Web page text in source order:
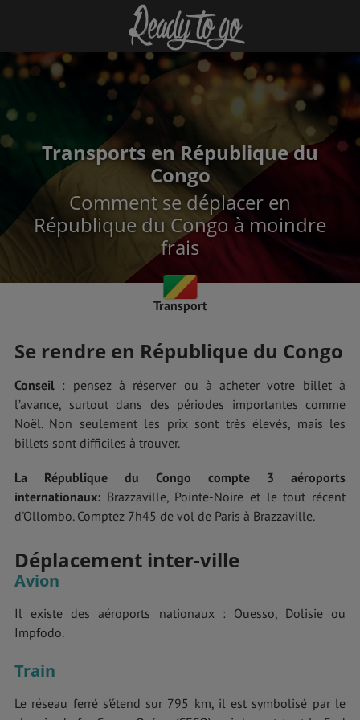
Transports en République du
Congo
Comment se déplacer en
République du Congo à moindre
frais
Transport
Se rendre en République du Congo
Conseil : pensez à réserver ou à acheter votre billet à
l’avance, surtout dans des périodes importantes comme
Noël. Non seulement les prix sont très élevés, mais les
billets sont difficiles à trouver.
La République du Congo compte 3 aéroports
internationaux: Brazzaville, Pointe-Noire et le tout récent
d'Ollombo. Comptez 7h45 de vol de Paris à Brazzaville.
Déplacement inter-ville
Avion
Il existe des aéroports nationaux : Ouesso, Dolisie ou
Impfodo.
Train
Le réseau ferré s'étend sur 795 km, il est symbolisé par le